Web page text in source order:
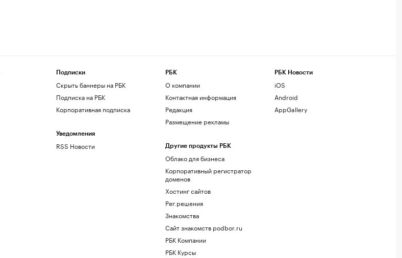
Подписки
Скрыть баннеры на РБК
Подписка на РБК
Корпоративная подписка
Уведомления
RSS Новости
РБК
О компании
Контактная информация
Редакция
Размещение рекламы
Другие продукты РБК
Облако для бизнеса
Корпоративный регистратор
доменов
Хостинг сайтов
Рег.решения
Знакомства
Сайт знакомств podbor.ru
РБК Компании
РБК Курсы
РБК Новости
iOS
Android
AppGallery